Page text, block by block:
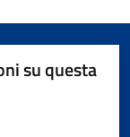
su questa